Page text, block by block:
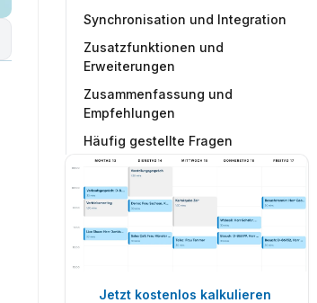
Synchronisation und Integration
Zusatzfunktionen und
Erweiterungen
Zusammenfassung und
Empfehlungen
Häufig gestellte Fragen
Jetzt kostenlos kalkulieren